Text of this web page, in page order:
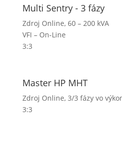
Multi Sentry - 3 fázy
Zdroj Online, 60 – 200 kVA
VFI – On-Line
3:3
Master HP MHT
Zdroj Online, 3/3 fázy vo
3:3